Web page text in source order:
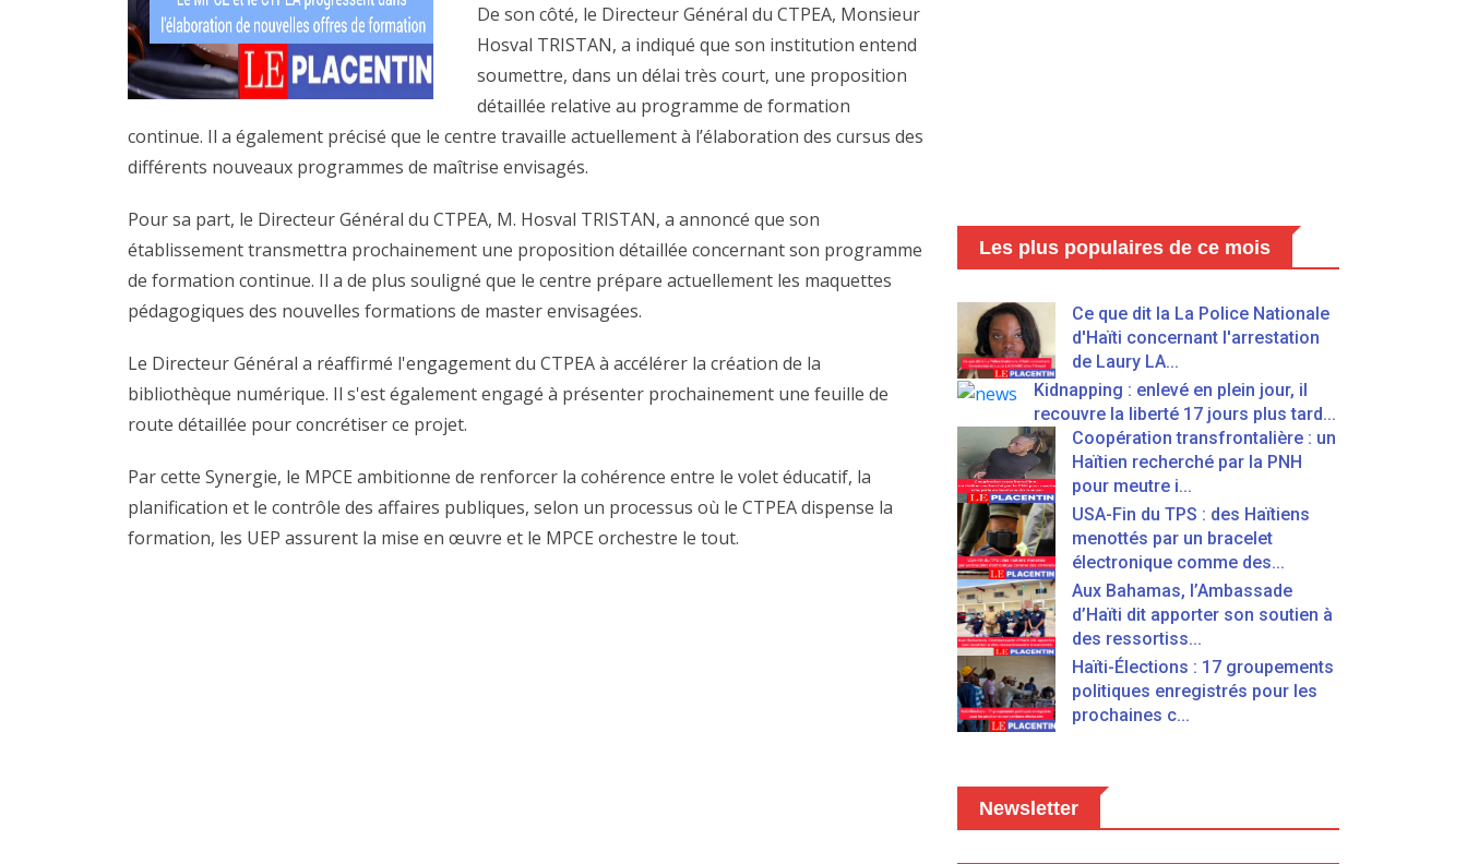
De son côté, le Directeur Général du CTPEA, Monsieur
Hosval TRISTAN, a indiqué que son institution entend
soumettre, dans un délai très court, une proposition
détaillée relative au programme de formation
continue. Il a également précisé que le centre travaille actuellement à l’élaboration des cursus des
différents nouveaux programmes de maîtrise envisagés.
Pour sa part, le Directeur Général du CTPEA, M. Hosval TRISTAN, a annoncé que son
établissement transmettra prochainement une proposition détaillée concernant son programme
de formation continue. Il a de plus souligné que le centre prépare actuellement les maquettes
pédagogiques des nouvelles formations de master envisagées.
Le Directeur Général a réaffirmé l'engagement du CTPEA à accélérer la création de la
bibliothèque numérique. Il s'est également engagé à présenter prochainement une feuille de
route détaillée pour concrétiser ce projet.
Par cette Synergie, le MPCE ambitionne de renforcer la cohérence entre le volet éducatif, la
planification et le contrôle des affaires publiques, selon un processus où le CTPEA dispense la
formation, les UEP assurent la mise en œuvre et le MPCE orchestre le tout.
Les plus populaires de ce mois
Ce que dit la La Police Nationale
d'Haïti concernant l'arrestation
de Laury LA...
Kidnapping : enlevé en plein jour, il
recouvre la liberté 17 jours plus tard...
Coopération transfrontalière : un
Haïtien recherché par la PNH
pour meutre i...
USA-Fin du TPS : des Haïtiens
menottés par un bracelet
électronique comme des...
Aux Bahamas, l’Ambassade
d’Haïti dit apporter son soutien à
des ressortiss...
Haïti-Élections : 17 groupements
politiques enregistrés pour les
prochaines c...
Newsletter